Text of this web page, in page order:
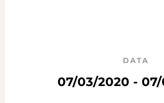
DATA
07/03/2020 -